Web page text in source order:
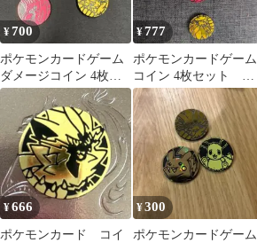
¥700
ポケモンカードゲーム
ダメージコイン 4枚セ
ット
¥777
ポケモンカードゲーム
コイン 4枚セット レ
ックウザ ゼラオラ
リザードン
¥666
ポケモンカード コイ
¥300
ポケモンカードゲーム